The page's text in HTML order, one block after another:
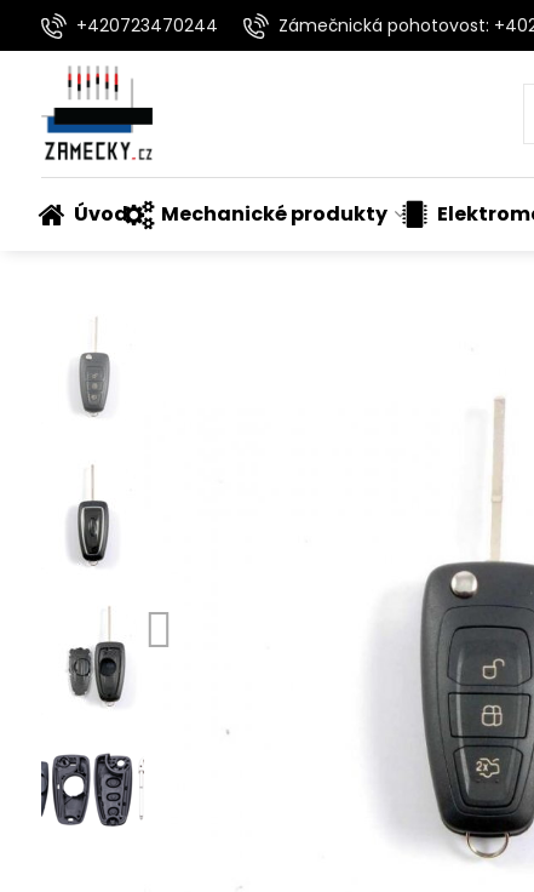
+420723470244 Zámečnická pohotovost:
Úvod Mechanické produkty